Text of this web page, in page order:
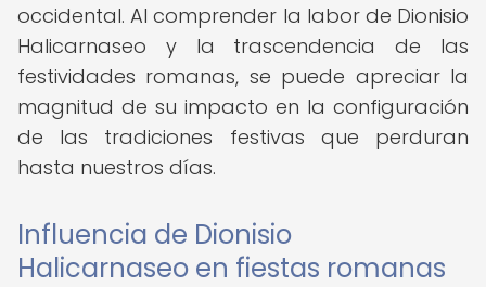
occidental. Al comprender la labor de Dionisio
Halicarnaseo y la trascendencia de las
festividades romanas, se puede apreciar la
magnitud de su impacto en la configuración
de las tradiciones festivas que perduran
hasta nuestros días.
Influencia de Dionisio
Halicarnaseo en fiestas romanas